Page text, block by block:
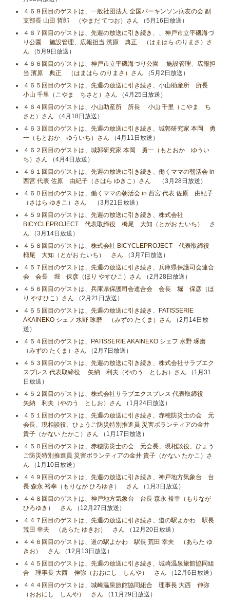
４６８回目のゲストは、一般社団法人 全国パーキンソン病友の会 副
支部長 山田 哲郎 （やまだ てつお）さん （5月16日放送）
４６７回目のゲストは、先週の放送に引き続き、、神戸市立平磯海づ
り公園 施設管理、広報担当 濱原 典正 （はまはら のりまさ）さ
ん （5月9日放送）
４６６回目のゲストは、神戸市立平磯海づり公園 施設管理、広報担
当 濱原 典正 （はまはら のりまさ）さん （5月2日放送）
４６５回目のゲストは、先週の放送に引き続き、小山助産所 所長
小山​ 千里（こやま ちさと）さん （4月25日放送）
４６４回目のゲストは、小山助産所 所長 小山​ 千里（こやま ち
さと）さん （4月18日放送）
４６３回目のゲストは、先週の放送に引き続き、城郭研究家 本岡 勇
一（もとおか ゆういち）さん （4月11日放送）
４６２回目のゲストは、城郭研究家 本岡 勇一（もとおか ゆうい
ち）さん （4月4日放送）
４６１回目のゲストは、先週の放送に引き続き、働くママの朝活会 in
西宮 代表 佐原 由紀子（さはら ゆきこ）さん
（3月28日放送）
４６０回目のゲストは、働くママの朝活会 in 西宮 代表 佐原 由紀子
（さはら ゆきこ）さん
（3月21日放送）
４５９回目のゲストは、先週の放送に引き続き、株式会社
BICYCLEPROJECT 代表取締役 栂尾 大知（とがお たいち） さ
ん （3月14日放送）
４５８回目のゲストは、株式会社 BICYCLEPROJECT 代表取締役
栂尾 大知（とがお たいち） さん （3月7日放送）
４５７回目のゲストは、先週の放送に引き続き、兵庫県保護司会連合
会 会長 堀 保彦（ほり やすひこ）さん （2月28日放送）
４５６回目のゲストは、兵庫県保護司会連合会 会長 堀 保彦（ほ
り やすひこ）さん （2月21日放送）
４５５回目のゲストは、先週の放送に引き続き、PATISSERIE
AKAINEKO シェフ 水野 琢磨 （みずの たくま）さん （2月14日放
送）
４５４回目のゲストは、PATISSERIE AKAINEKO シェフ 水野 琢磨
（みずの たくま）さん （2月7日放送）
４５３回目のゲストは、先週の放送に引き続き、株式会社サラブエク
スプレス 代表取締役 矢納 利夫（やのう としお）さん （1月31
日放送）
４５２回目のゲストは、株式会社サラブエクスプレス 代表取締役
矢納 利夫（やのう としお）さん （1月24日放送）
４５１回目のゲストは、先週の放送に引き続き、赤穂防災士の会 元
会長、現相談役、ひょうご防災特別推進員 災害ボランティアの金井
貴子（かない たかこ）さん （1月17日放送）
４５０回目のゲストは、赤穂防災士の会 元会長、現相談役、ひょう
ご防災特別推進員 災害ボランティアの金井 貴子（かない たかこ）さ
ん （1月10日放送）
４４９回目のゲストは、先週の放送に引き続き、神戸地方気象台 台
長 森永 裕幸（もりなが ひろゆき） さん （1月3日放送）
４４８回目のゲストは、神戸地方気象台 台長 森永 裕幸（もりなが
ひろゆき） さん （12月27日放送）
４４７回目のゲストは、先週の放送に引き続き、道の駅よかわ 駅長
荒田 幸夫 （あらた ゆきお） さん （12月20日放送）
４４６回目のゲストは、道の駅よかわ 駅長 荒田 幸夫 （あらた ゆ
きお） さん （12月13日放送）
４４５回目のゲストは、先週の放送に引き続き、城崎温泉旅館協同組
合 理事長 大西 伸弥（おおにし しんや） さん （12月6日放送）
４４４回目のゲストは、城崎温泉旅館協同組合 理事長 大西 伸弥
（おおにし しんや） さん （11月29日放送）